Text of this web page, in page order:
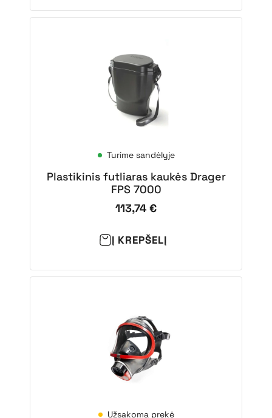
Turime sandėlyje
Plastikinis futliaras kaukės Drager
FPS 7000
113,74 €
Į KREPŠELĮ
Užsakoma prekė